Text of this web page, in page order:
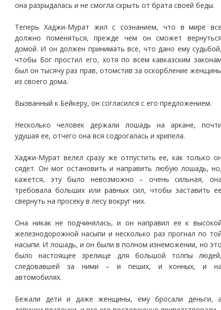
она разрыдалась и не смогла скрыть от брата своей беды.
Теперь Хаджи-Мурат жил с сознанием, что в мире
должно поменяться, прежде чем он сможет
домой. И он должен принимать все, что дано ему
чтобы Бог простил его, хотя по всем кавказским
был он тысячу раз прав, отомстив за оскорбление
из своего дома.
Вызванный к Бейкеру, он согласился с его предложением.
Несколько человек держали лошадь на аркане,
удушая ее, отчего она вся содрогалась и хрипела.
Хаджи-Мурат велел сразу же отпустить ее, как только
сядет. Он мог остановить и направить любую лошадь,
кажется, эту было невозможно – очень сильная,
требовала больших или равных сил, чтобы заставить
свернуть на просеку в лесу вокруг них.
Она никак не подчинялась, и он направил ее к
железнодорожной насыпи и несколько раз прогнал по
насыпи. И лошадь, и он были в полном изнеможении, но
было настоящее зрелище для большой толпы
следовавшей за ними – и пеших, и конных, и
автомобилях.
Бежали дети и даже женщины, ему бросали деньги,